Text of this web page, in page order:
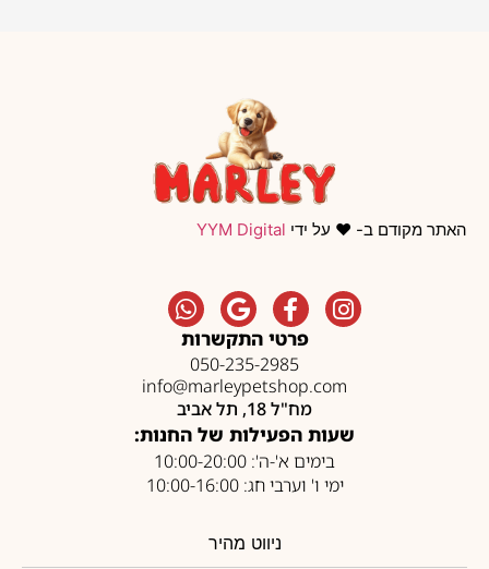
האתר מקודם ב- ❤️ על ידי YYM Digital
פרטי התקשרות
050-235-2985
info@marleypetshop.com
מח"ל 18, תל אביב
שעות הפעילות של החנות:
בימים א'-ה': 10:00-20:00
ימי ו' וערבי חג: 10:00-16:00
ניווט מהיר